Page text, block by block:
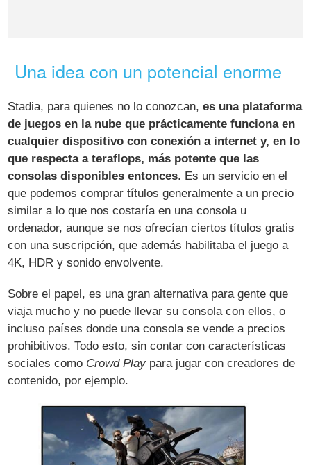
Una idea con un potencial enorme
Stadia, para quienes no lo conozcan,es una plataforma
de juegos en la nube que prácticamente funciona en
cualquier dispositivo con conexión a internet y, en lo
que respecta a teraflops, más potente que las
consolas disponibles entonces. Es un servicio en el
que podemos comprar títulos generalmente a un precio
similar a lo que nos costaría en una consola u
ordenador, aunque se nos ofrecían ciertos títulos gratis
con una suscripción, que además habilitaba el juego a
4K, HDR y sonido envolvente.
Sobre el papel, es una gran alternativa para gente que
viaja mucho y no puede llevar su consola con ellos, o
incluso países donde una consola se vende a precios
prohibitivos. Todo esto, sin contar con características
sociales como Crowd Play para jugar con creadores de
contenido, por ejemplo.